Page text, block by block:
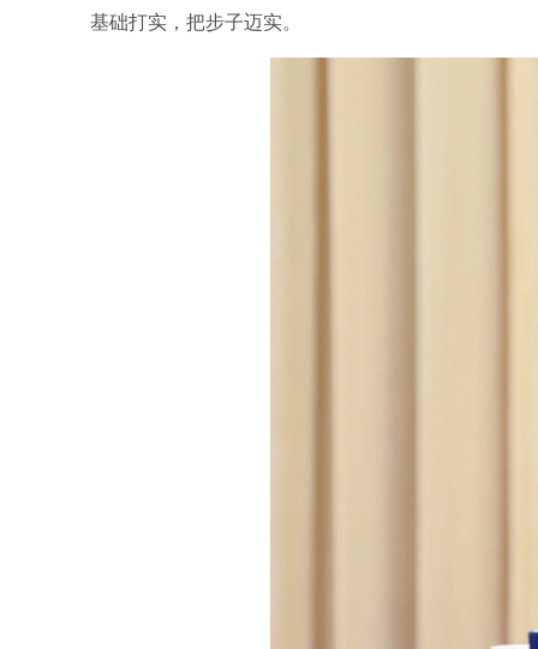
基础打实，把步子迈实。